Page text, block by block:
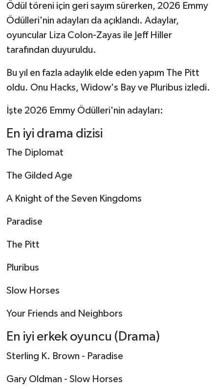
Ödül töreni için geri sayım sürerken, 2026 Emmy
Ödülleri'nin adayları da açıklandı. Adaylar,
oyuncular Liza Colon-Zayas ile Jeff Hiller
tarafından duyuruldu.
Bu yıl en fazla adaylık elde eden yapım The Pitt
oldu. Onu Hacks, Widow's Bay ve Pluribus izledi.
İşte 2026 Emmy Ödülleri'nin adayları:
En iyi drama dizisi
The Diplomat
The Gilded Age
A Knight of the Seven Kingdoms
Paradise
The Pitt
Pluribus
Slow Horses
Your Friends and Neighbors
En iyi erkek oyuncu (Drama)
Sterling K. Brown - Paradise
Gary Oldman - Slow Horses